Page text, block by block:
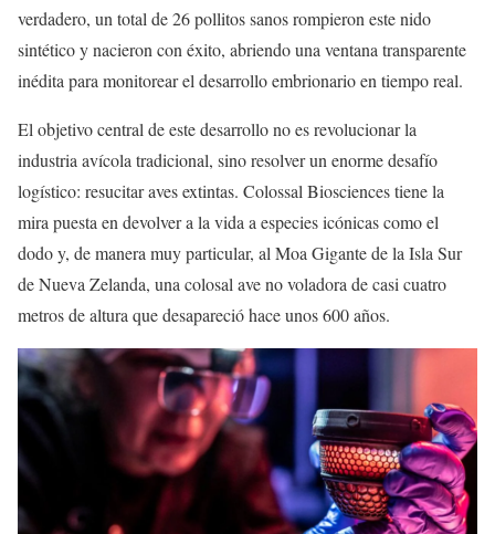
verdadero, un total de 26 pollitos sanos rompieron este nido
sintético y nacieron con éxito, abriendo una ventana transparente
inédita para monitorear el desarrollo embrionario en tiempo real.
El objetivo central de este desarrollo no es revolucionar la
industria avícola tradicional, sino resolver un enorme desafío
logístico: resucitar aves extintas. Colossal Biosciences tiene la
mira puesta en devolver a la vida a especies icónicas como el
dodo y, de manera muy particular, al Moa Gigante de la Isla Sur
de Nueva Zelanda, una colosal ave no voladora de casi cuatro
metros de altura que desapareció hace unos 600 años.